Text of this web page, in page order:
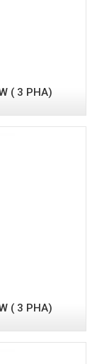
( 3 PHA)
( 3 PHA)